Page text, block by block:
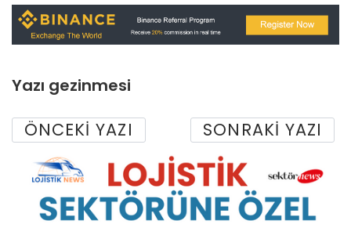
Yazı gezinmesi
ÖNCEKI YAZI SONRAKI YAZI